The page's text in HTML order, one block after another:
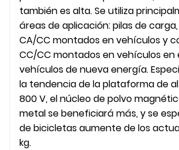
también es alta. Se utiliza
áreas de aplicación: pilas de
CA/CC montados en vehículos y
CC/CC montados en vehículos en
vehículos de nueva energía.
la tendencia de la plataforma de
800 V, el núcleo de polvo
metal se beneficiará más, y se
de bicicletas aumente de los
kg.